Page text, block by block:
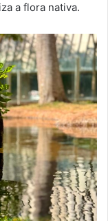
a flora nativa.